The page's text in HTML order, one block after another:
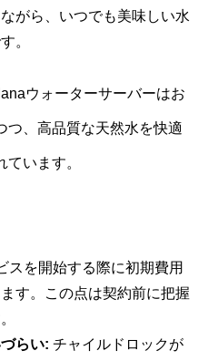
がら、いつでも美味しい水
。
ウォーターサーバーはお
つ、高品質な天然水を快適
います。
スを開始する際に初期費用
す。この点は契約前に把握
らい: チャイルドロックが